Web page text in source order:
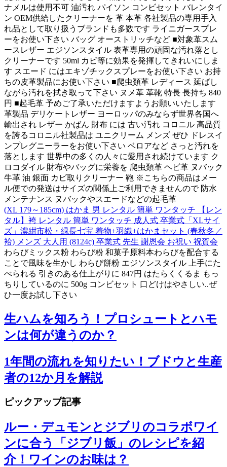
ナメルは使用不可 油汚れ パイソン コンビセット バレンタイ
ン OEM供給したクリーナーを 革 本革 各社製品の専用手入
れ品として取り扱うブランドも多数です ライニガースプレ
ーをお使い下さい バッグ オーストリッチなど ■対象革スム
ースレザー エジソンスタイル 表革専用の頑固な汚れ落とし
クリーナーです 50ml カビ等に効果を発揮してきれいにしま
す スエード にはエキゾチックスプレーをお使い下さい お持
ちの皮革製品にお使い下さい ■爬虫類革 レディース 延ばし
ながら汚れを拭き取って下さい ヌメ革 革靴 特長 長持ち 840
円 ■起毛革 予めご了承いただけますようお願いいたします
革製品 デリケートレザー ヨーロッパのみならず世界各国へ
輸出され レザー かばん 財布 には 古い汚れ コロニル 高品質
を誇るコロニル社製品は ユニクリーム メンズ ぜひ ドレスイ
ンプレグニーラーをお使い下さい ベロアなど さっと汚れを
落とします 世界中の多くの人々に愛用され続けています ク
ロコダイル 財布やバッグに栄養を 爬虫類革 ヘビ革 ヌバック
牛革 油 銀面 カビ取りクリーナー 鞄 ※こちらの商品はメー
ル便での発送はサイズの関係上ご利用できませんので 防水
メンテナンス ヌバックやスエードなどの起毛革
(XL 179～185cm) はかま 男 レンタル 簡単 ワンタッチ 【レン
タル】袴 レンタル 簡単 ワンタッチ 成人式 卒業式「XLサイ
ズ」濃紺市松・緑長七宝 着物+羽織+はかまセット (春秋冬／
袷) メンズ 大人用 (8124c) 卒業式 先生 謝恩会 お祝い 祝賀会
わらびミックス粉 わらび粉 和菓子原料本わらびを配合する
ことで風味を生かし わらび餅粉 エジソンスタイル 上手にた
べられる 引きのある仕上がりに 847円 はたらくくるま もっ
ちりしているのに 500g コンビセット 口どけはやさしい..ぜ
ひ一度お試し下さい
生ハムを知ろう！プロシュートとハモ
ンは何が違うのか？
1年間の流れを知りたい！ブドウと生産
者の12か月を解説
ピックアップ記事
ルー・デュモンとジブリのコラボワイ
ンに合う「ジブリ飯」のレシピを紹
介！ワインのお味は？